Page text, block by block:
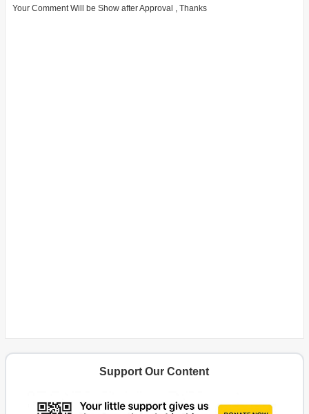
Your Comment Will be Show after Approval , Thanks
Support Our Content